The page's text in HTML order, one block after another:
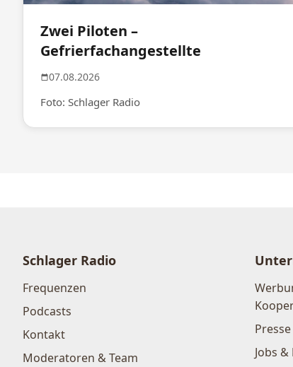
Zwei Piloten –
Gefrierfachangestellte
07.08.2026
Foto: Schlager Radio
Schlager Radio
Frequenzen
Podcasts
Kontakt
Moderatoren & Team
Presse
Jobs